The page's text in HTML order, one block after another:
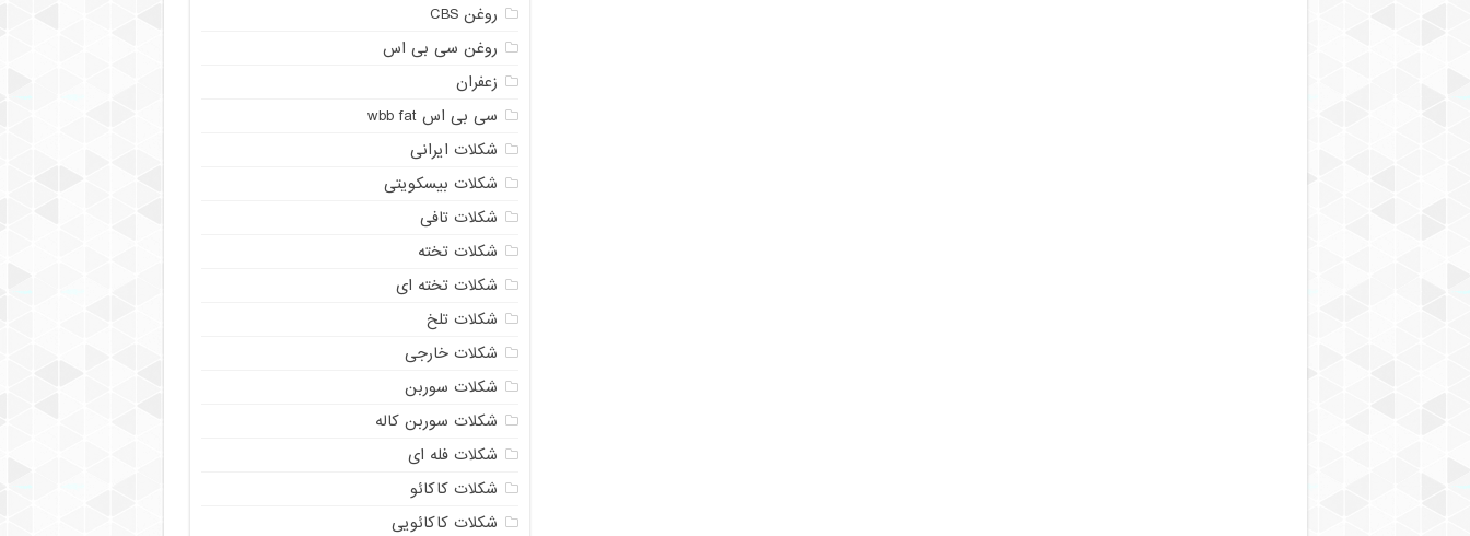
روغن CBS
روغن سی بی اس
زعفران
سی بی اس wbb fat
شکلات ایرانی
شکلات بیسکویتی
شکلات تافی
شکلات تخته
شکلات تخته ای
شکلات تلخ
شکلات خارجی
شکلات سوربن
شکلات سوربن کاله
شکلات فله ای
شکلات کاکائو
شکلات کاکائویی